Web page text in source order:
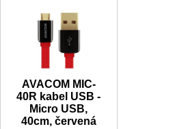
AVACOM MIC-
40R kabel USB -
Micro USB,
40cm, červená